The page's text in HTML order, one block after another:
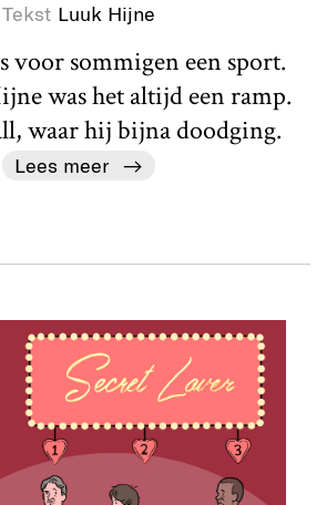
Tekst Luuk Hijne
voor sommigen een sport.
was het altijd een ramp.
waar hij bijna doodging.
Lees meer